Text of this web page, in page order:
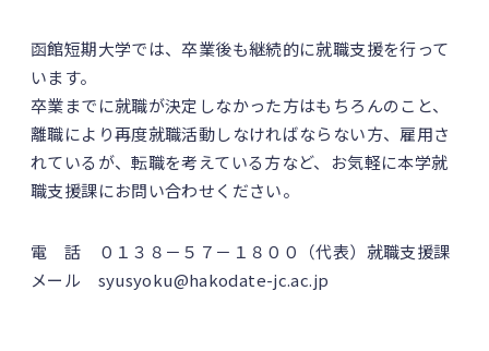
函館短期大学では、卒業後も継続的に就職支援を行って
います。
卒業までに就職が決定しなかった方はもちろんのこと、
離職により再度就職活動しなければならない方、雇用さ
れているが、転職を考えている方など、お気軽に本学就
職支援課にお問い合わせください。
電 話 ０１３８－５７－１８００（代表）就職支援課
メール syusyoku@hakodate-jc.ac.jp